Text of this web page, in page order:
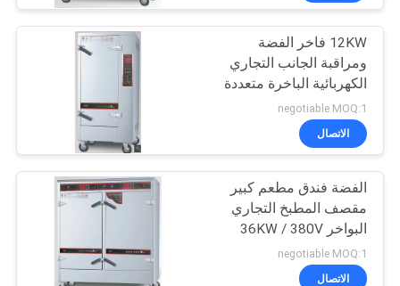
معلومات
جولة
في
المعمل
رقابة
جودة
معدات المطابخ
الغربية
79
الطبخ الصيني
51
12KW فاخر الفضة
ومراقبة الجانب التجاري
الكهربائية الباخرة متعددة
الوظائف
negotiable MOQ:1
الاتصال
الفضة فندق مطعم كبير
مقصف المطبخ التجاري
البواخر 36KW / 380V
negotiable MOQ:1
الاتصال